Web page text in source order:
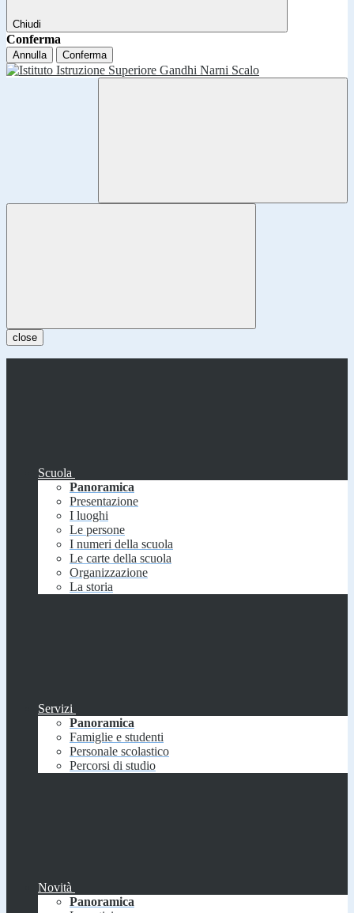
Chiudi
Conferma
Annulla Conferma
close
Scuola
Panoramica
Presentazione
I luoghi
Le persone
I numeri della scuola
Le carte della scuola
Organizzazione
La storia
Servizi
Panoramica
Famiglie e studenti
Personale scolastico
Percorsi di studio
Novità
Panoramica